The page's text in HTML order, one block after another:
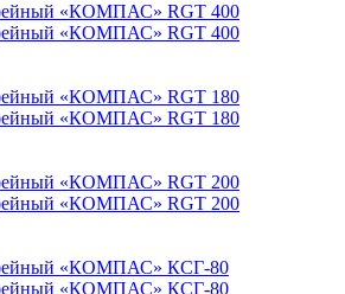
«КОМПАС» RGT 400
«КОМПАС» RGT 400
«КОМПАС» RGT 180
«КОМПАС» RGT 180
«КОМПАС» RGT 200
«КОМПАС» RGT 200
«КОМПАС» КСГ-80
«КОМПАС» КСГ-80